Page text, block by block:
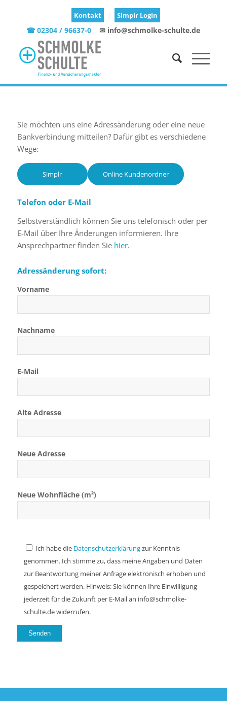
Kontakt Simplr Login
☎ 02304 / 96637-0 ✉ info@schmolke-schulte.de
Sie möchten uns eine Adressänderung oder eine neue
Bankverbindung mitteilen? Dafür gibt es verschiedene
Wege:
Simplr Online Kundenordner
Telefon oder E-Mail
Selbstverständlich können Sie uns telefonisch oder per
E-Mail über Ihre Änderungen informieren. Ihre
Ansprechpartner finden Sie hier.
Adressänderung sofort:
Vorname
Nachname
E-Mail
Alte Adresse
Neue Adresse
Neue Wohnfläche (m²)
Ich habe die Datenschutzerklärungzur Kenntnis
genommen. Ich stimme zu, dass meine Angaben und Daten
zur Beantwortung meiner Anfrage elektronisch erhoben und
gespeichert werden. Hinweis: Sie können Ihre Einwilligung
jederzeit für die Zukunft per E-Mail an info@schmolke-
schulte.de widerrufen.